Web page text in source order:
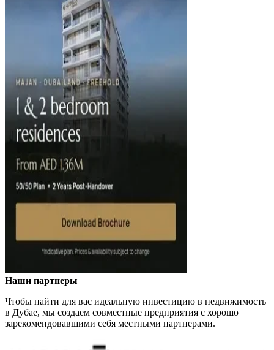
Наши партнеры
Чтобы найти для вас идеальную инвестицию в недвижимость
в Дубае, мы создаем совместные предприятия с хорошо
зарекомендовавшими себя местными партнерами.